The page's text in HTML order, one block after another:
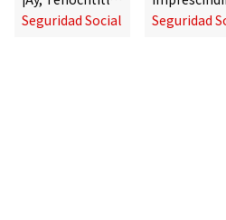
Seguridad Social
Seguridad